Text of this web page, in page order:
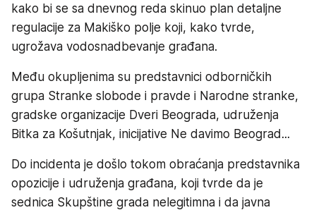
kako bi se sa dnevnog reda skinuo plan detaljne
regulacije za Makiško polje koji, kako tvrde,
ugrožava vodosnadbevanje građana.
Među okupljenima su predstavnici odborničkih
grupa Stranke slobode i pravde i Narodne stranke,
gradske organizacije Dveri Beograda, udruženja
Bitka za Košutnjak, inicijative Ne davimo Beograd...
Do incidenta je došlo tokom obraćanja predstavnika
opozicije i udruženja građana, koji tvrde da je
sednica Skupštine grada nelegitimna i da javna